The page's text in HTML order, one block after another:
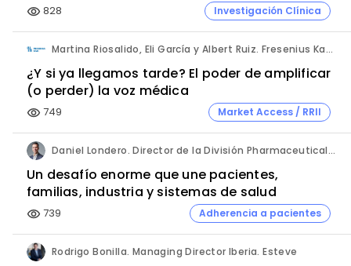
visibility 828 Investigación Clínica
Martina Riosalido, Eli García y Albert Ruiz. Fresenius Kabi.
¿Y si ya llegamos tarde? El poder de amplificar
(o perder) la voz médica
visibility 749 Market Access / RRII
Daniel Londero. Director de la División Pharmaceuticals. Bayer de México.
Un desafío enorme que une pacientes,
familias, industria y sistemas de salud
visibility 739 Adherencia a pacientes
Rodrigo Bonilla. Managing Director Iberia. Esteve